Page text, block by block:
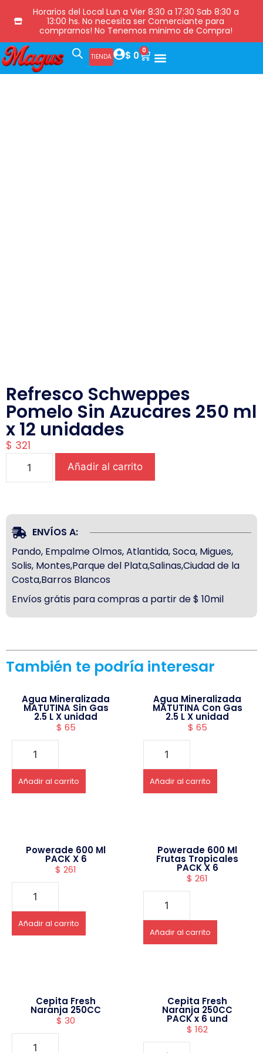
Horarios del Local Lun a Vier 8:30 a 17:30 Sab 8:30 a
13:00 hs. No necesita ser Comerciante para
comprarnos! No Tenemos minimo de Compra!
TIENDA $ 0 0
Refresco Schweppes
Pomelo Sin Azucares 250 ml
x 12 unidades
$ 321
Añadir al carrito
ENVÍOS A:
Pando, Empalme Olmos, Atlantida, Soca, Migues,
Solis, Montes,Parque del Plata,Salinas,Ciudad de la
Costa,Barros Blancos
Envíos grátis para compras a partir de $ 10mil
También te podría interesar
Agua Mineralizada
MATUTINA Sin Gas
2.5 L X unidad
$ 65
Añadir al carrito
Agua Mineralizada
MATUTINA Con Gas
2.5 L X unidad
$ 65
Añadir al carrito
Powerade 600 Ml
PACK X 6
$ 261
Añadir al carrito
Powerade 600 Ml
Frutas Tropicales
PACK X 6
$ 261
Añadir al carrito
Cepita Fresh
Naranja 250CC
$ 30
Cepita Fresh
Naranja 250CC
PACK x 6 und
$ 162